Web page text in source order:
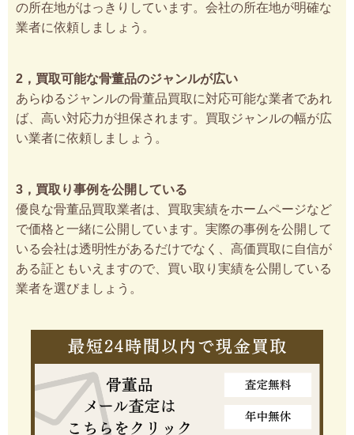
の所在地がはっきりしています。会社の所在地が明確な
業者に依頼しましょう。
2，買取可能な骨董品のジャンルが広い
あらゆるジャンルの骨董品買取に対応可能な業者であれ
ば、高い対応力が担保されます。買取ジャンルの幅が広
い業者に依頼しましょう。
3，買取り事例を公開している
優良な骨董品買取業者は、買取実績をホームページなど
で価格と一緒に公開しています。実際の事例を公開して
いる会社は透明性があるだけでなく、高価買取に自信が
ある証ともいえますので、買い取り実績を公開している
業者を選びましょう。